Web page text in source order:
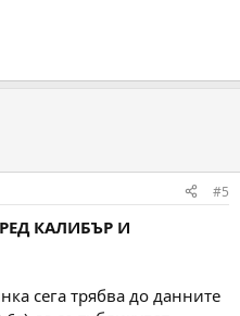
#5
КАЛИБЪР И
сега трябва до данните